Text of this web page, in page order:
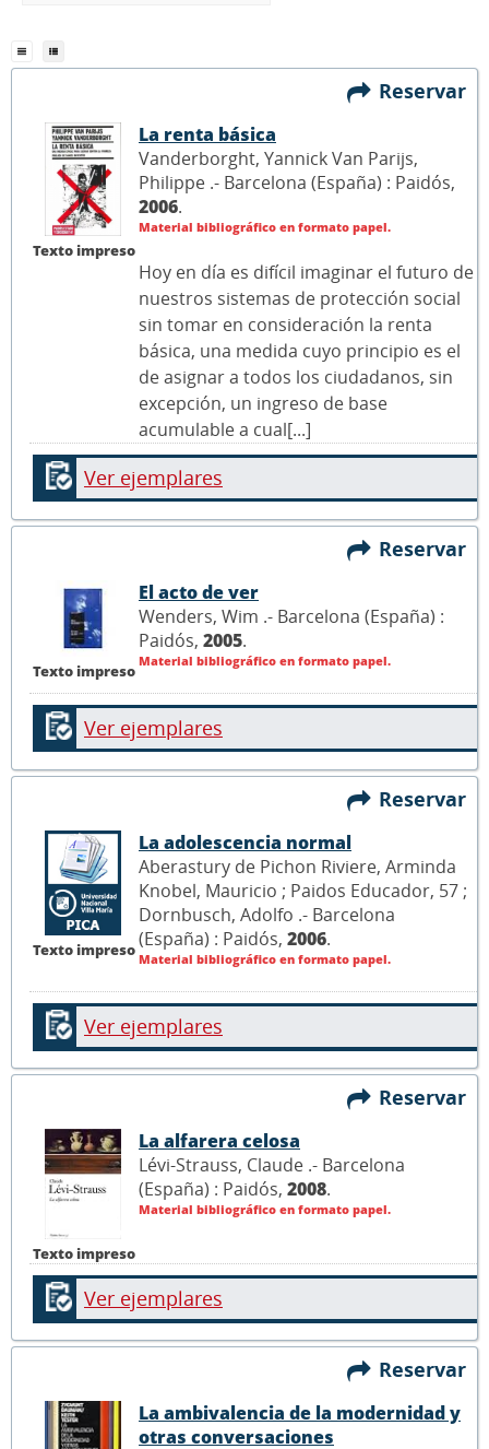
Reservar
Texto impreso
La renta básica
Vanderborght, Yannick Van Parijs,
Philippe .- Barcelona (España) : Paidós,
2006.
Material bibliográfico en formato papel.
Hoy en día es difícil imaginar el futuro de
nuestros sistemas de protección social
sin tomar en consideración la renta
básica, una medida cuyo principio es el
de asignar a todos los ciudadanos, sin
excepción, un ingreso de base
acumulable a cual[...]
Ver ejemplares
Reservar
Texto impreso
El acto de ver
Wenders, Wim .- Barcelona (España) :
Paidós, 2005.
Material bibliográfico en formato papel.
Ver ejemplares
Reservar
Texto impreso
La adolescencia normal
Aberastury de Pichon Riviere, Arminda
Knobel, Mauricio ; Paidos Educador, 57 ;
Dornbusch, Adolfo .- Barcelona
(España) : Paidós, 2006.
Material bibliográfico en formato papel.
Ver ejemplares
Reservar
Texto impreso
La alfarera celosa
Lévi-Strauss, Claude .- Barcelona
(España) : Paidós, 2008.
Material bibliográfico en formato papel.
Ver ejemplares
Reservar
La ambivalencia de la modernidad y
otras conversaciones